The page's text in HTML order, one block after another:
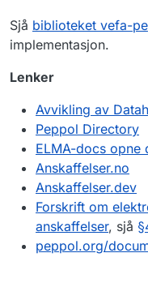
},
{
},
{
Sjå biblioteket vefa-
implementasjon.
Lenker
Avvikling av
Peppol Directory
ELMA-docs opne
Anskaffelser.no
Anskaffelser.dev
Forskrift om
anskaffelser, sjå
peppol.org/